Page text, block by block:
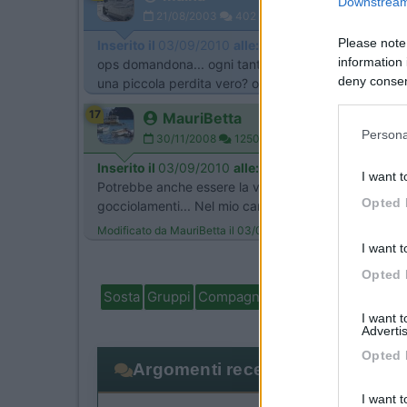
Please
information
deny
I want
Opted
I want
Opted
I want
Opted
I want
21/08/2003 402
Inserito il 03/09/2010 alle:
ops domandona... ogni tanto la pompa dell'acqua
una piccola perdita vero? oppure una fascetta
17 MauriBetta
30/11/2008 1250
Inserito il 03/09/2010 alle:
Potrebbe anche essere la valvola di non ritorno
gocciolamenti... Nel mio camper si era rotta la
Modificato da MauriBetta il 03/09/2010 alle 19:18:04
Sosta Gruppi Compagni
Argomenti recenti